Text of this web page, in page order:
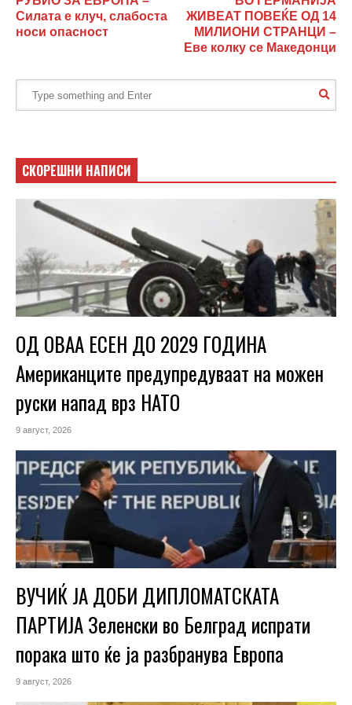
Силата е клуч, слабоста
носи опасност
ЖИВЕАТ ПОВЕЌЕ ОД 14
МИЛИОНИ СТРАНЦИ –
Еве колку се Македонци
СКОРЕШНИ НАПИСИ
ОД ОВАА ЕСЕН ДО 2029 ГОДИНА
Американците предупредуваат на можен
руски напад врз НАТО
9 август, 2026
ВУЧИЌ ЈА ДОБИ ДИПЛОМАТСКАТА
ПАРТИЈА Зеленски во Белград испрати
порака што ќе ја разбранува Европа
9 август, 2026